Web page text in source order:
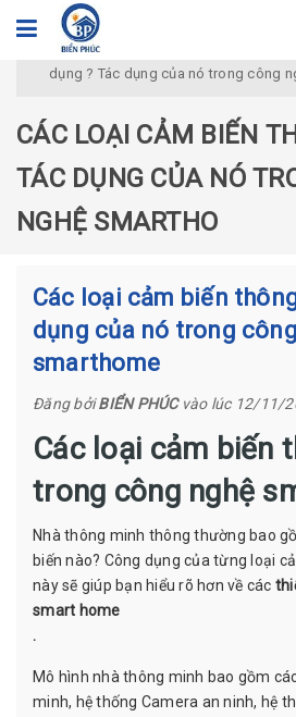
Trang chủ
dụng ? Tác dụng của nó trong công
CÁC LOẠI CẢM BIẾN
TÁC DỤNG CỦA NÓ
NGHỆ SMARTHO
Các loại cảm biến
dụng của nó trong
smarthome
Đăng bởiBIỂN PHÚCvào lúc 12/11/
Các loại cảm biến
trong công nghệ
Nhà thông minh thông thường bao
biến nào? Công dụng của từng loại
này sẽ giúp bạn hiểu rõ hơn về các
smart home
.
Mô hình nhà thông minh bao gồm
minh, hệ thống Camera an ninh, hệ